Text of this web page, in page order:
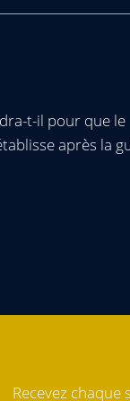
t-il pour que le
après la
Recevez